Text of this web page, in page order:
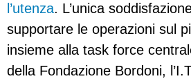
l’utenza. L’unica
supportare le operazioni sul
insieme alla task force
della Fondazione Bordoni,